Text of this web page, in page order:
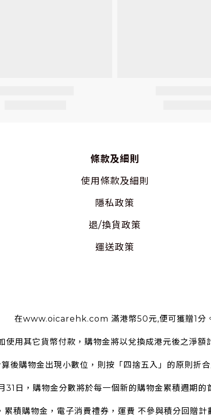
條款及細則
使用條款及細則
隱私政策
退/換貨政策
運送政策
在www.oicarehk.com 滿港幣50元,便可獲贈1分
使用其它貨幣付款，購物金將以兌換成港元後之淨額
後購物金出現小數位，則按「四捨五入」的原則折合
31日，購物金分數將於每一個新的購物金累積週期的
累積購物金，電子消費禮券，運費 不參與積分回贈計